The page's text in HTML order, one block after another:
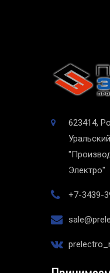
623414,
Электро"
+7-3439-